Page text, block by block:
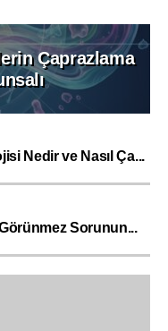
Çaprazlama
Nedir ve Nasıl Ça...
Sorunun...